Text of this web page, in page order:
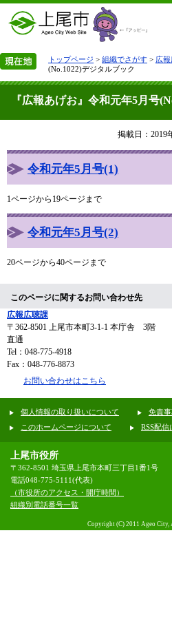
トップページ > 組織でさがす > 広
(No.1022)デジタルブック
『広報あげお』令和元年5月号
掲載日：2019
令和元年5月号(1)
1ページから19ページまで
令和元年5月号(2)
20ページから40ページまで
このページに関するお問い合わせ先
広報広聴課
〒362-8501 上尾市本町3-1-1 本庁舎 3階
直通
Tel：048-775-4918
Fax：048-776-8873
お問い合わせはこちら
個人情報の取り扱いについて 免責
このホームページについて
RSS配信
上尾市役所
〒362-8501 埼玉県上尾市本町三丁目1番1号
電話048-775-5111(代表)
（市役所のアクセス・開庁時間）
組織別電話番号一覧
Copyright (C) 2011 Ageo City,